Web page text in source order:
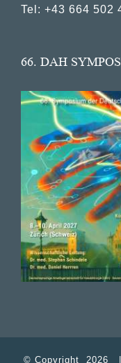
Tel: +43 664 502
66. DAH
© Copyright 2026